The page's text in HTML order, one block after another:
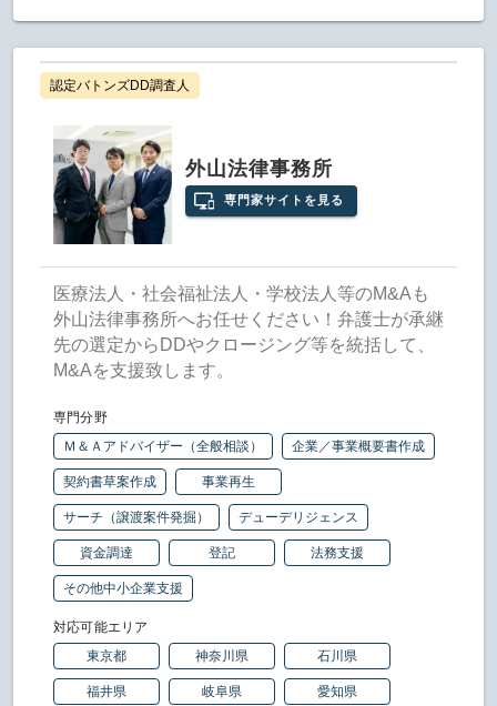
認定バトンズDD調査人
外山法律事務所
専門家サイトを見る
医療法人・社会福祉法人・学校法人等のM&Aも
外山法律事務所へお任せください！弁護士が承継
先の選定からDDやクロージング等を統括して、
M&Aを支援致します。
専門分野
Ｍ＆Ａアドバイザー（全般相談）
企業／事業概要書作成
契約書草案作成 事業再生
サーチ（譲渡案件発掘） デューデリジェンス
資金調達 登記 法務支援
その他中小企業支援
対応可能エリア
東京都
神奈川県 石川県
福井県 岐阜県 愛知県